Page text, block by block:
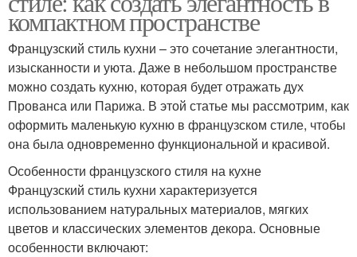
компактном пространстве
Французский стиль кухни – это сочетание элегантности,
изысканности и уюта. Даже в небольшом пространстве
можно создать кухню, которая будет отражать дух
Прованса или Парижа. В этой статье мы рассмотрим, как
оформить маленькую кухню в французском стиле, чтобы
она была одновременно функциональной и красивой.
Особенности французского стиля на кухне
Французский стиль кухни характеризуется
использованием натуральных материалов, мягких
цветов и классических элементов декора. Основные
особенности включают: